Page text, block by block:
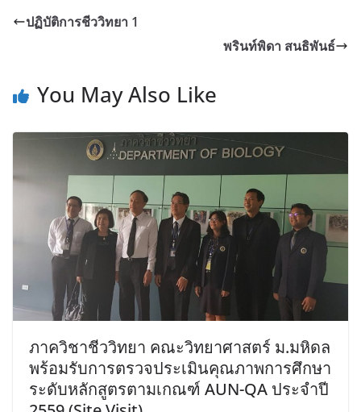
ปฏิบัติการชีววิทยา 1
พรินท์พิดา สนธิพันธ์
You May Also Like
ภาควิชาชีววิทยา คณะวิทยาศาสตร์ ม.มหิดล
พร้อมรับการตรวจประเมินคุณภาพการศึกษา
ระดับหลักสูตรตามเกณฑ์ AUN-QA ประจำปี